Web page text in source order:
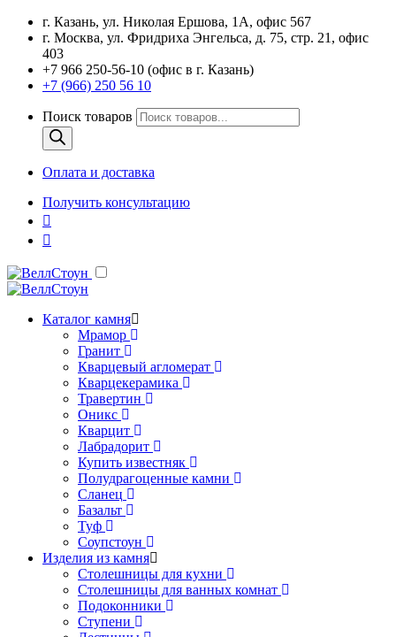
г. Казань, ул. Николая Ершова, 1А, офис 567
г. Москва, ул. Фридриха Энгельса, д. 75, стр. 21, офис
403
+7 966 250-56-10 (офис в г. Казань)
+7 (966) 250 56 10
Поиск товаров
Оплата и доставка
Получить консультацию
Каталог камня
Мрамор
Гранит
Кварцевый агломерат
Кварцекерамика
Травертин
Оникс
Кварцит
Лабрадорит
Купить известняк
Полудрагоценные камни
Сланец
Базальт
Туф
Соупстоун
Изделия из камня
Столешницы для кухни
Столешницы для ванных комнат
Подоконники
Ступени